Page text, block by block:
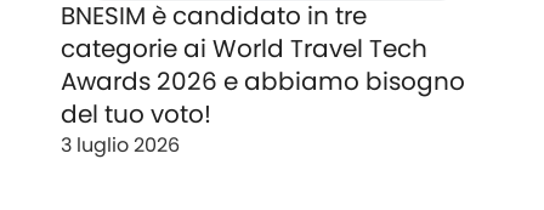
BNESIM è candidato in tre
categorie ai World Travel Tech
Awards 2026 e abbiamo bisogno
del tuo voto!
3 luglio 2026